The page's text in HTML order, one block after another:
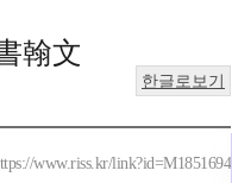
翰文
한글로보기
www.riss.kr/link?id=M1851694